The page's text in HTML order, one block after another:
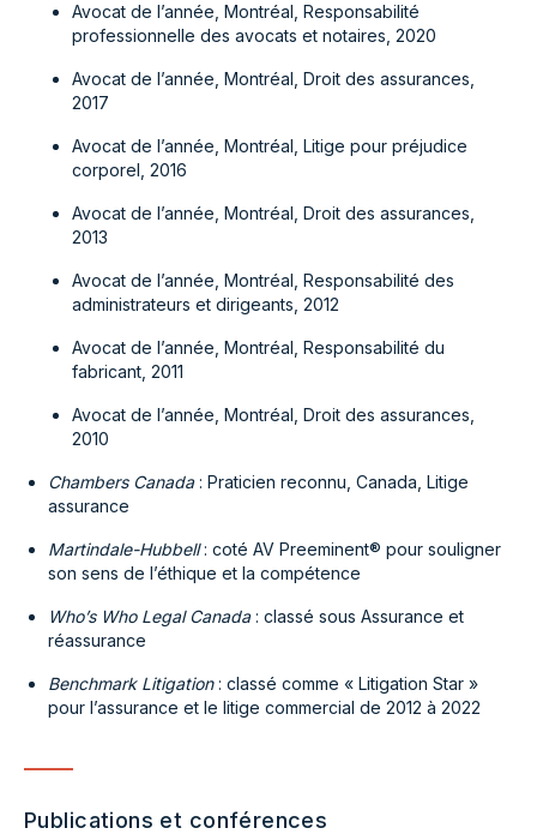
Avocat de l’année, Montréal, Responsabilité
professionnelle des avocats et notaires, 2020
Avocat de l’année, Montréal, Droit des assurances,
2017
Avocat de l’année, Montréal, Litige pour préjudice
corporel, 2016
Avocat de l’année, Montréal, Droit des assurances,
2013
Avocat de l’année, Montréal, Responsabilité des
administrateurs et dirigeants, 2012
Avocat de l’année, Montréal, Responsabilité du
fabricant, 2011
Avocat de l’année, Montréal, Droit des assurances,
2010
Chambers Canada : Praticien reconnu, Canada, Litige
assurance
Martindale-Hubbell: coté AV Preeminent® pour souligner
son sens de l’éthique et la compétence
Who’s Who Legal Canada : classé sous Assurance et
réassurance
Benchmark Litigation : classé comme « Litigation Star »
pour l’assurance et le litige commercial de 2012 à 2022
Publications et conférences